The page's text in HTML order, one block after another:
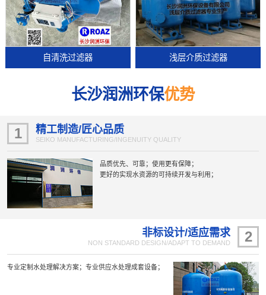
自清洗过滤器 浅层介质过滤器
长沙润洲环保优势
1 精工制造/匠心品质
SEIKO MANUFACTURING/INGENUITY QUALITY
品质优先、可靠；使用更有保障；
更好的实现水资源的可持续开发与利用；
2
非标设计/适应需求
NON STANDARD DESIGN/ADAPT TO DEMAND
专业定制水处理解决方案；专业供应水处理成套设备；